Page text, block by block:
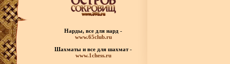
Нарды, все для нард -
www.65club.ru
Шахматы и все для шахмат -
www.1chess.ru